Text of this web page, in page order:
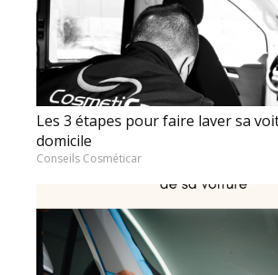
Les 3 étapes pour faire laver sa
domicile
Conseils Cosméticar